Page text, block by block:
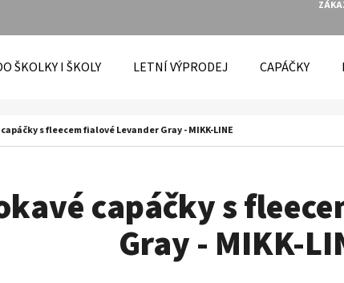
ŠKOLKY I ŠKOLY LETNÍ VÝPRODEJ CAPÁČKY
s fleecem fialové Levander Gray - MIKK-LINE
capáčky s
Gray - MIKK-
DOPORUČUJEME